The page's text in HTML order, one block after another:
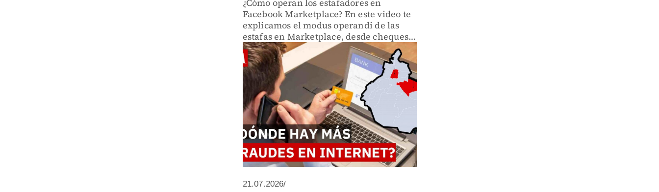
¿Cómo operan los estafadores en
Facebook Marketplace? En este video te
explicamos el modus operandi de las
estafas en Marketplace, desde cheques
falsos y transferencias sin fondos hasta
engaños relacionados con la venta de
vehículos.
21.07.2026/